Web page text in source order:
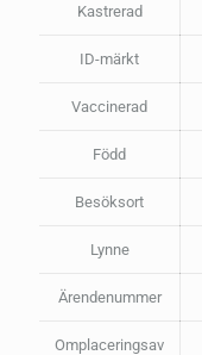
Kastrerad
ID-märkt
Vaccinerad
Född
Besöksort
Lynne
Ärendenummer
Omplaceringsav